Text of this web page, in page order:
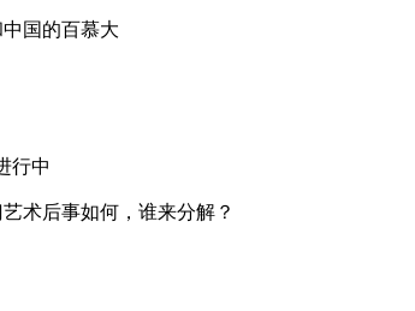
国的百慕大
行中
术后事如何，谁来分解？